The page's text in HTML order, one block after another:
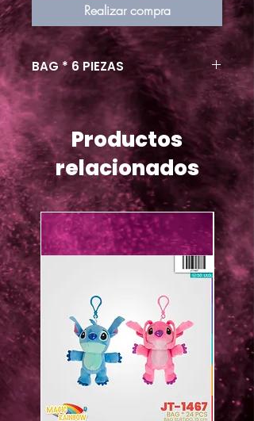
Realizar compra
BAG * 6 PIEZAS
Productos
relacionados